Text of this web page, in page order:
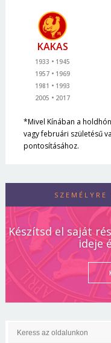
KAKAS
1933
1945
1957
1969
1981
1993
2005
2017
*Mivel Kínában a
vagy februári születésű
pontosításához.
Készítsd el saját
ideje